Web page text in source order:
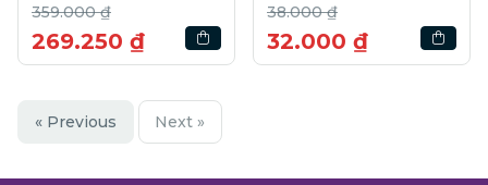
359.000 ₫
269.250 ₫
38.000 ₫
32.000 ₫
« Previous Next »